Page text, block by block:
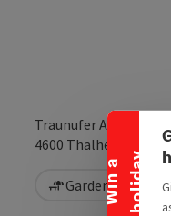
W
i
n
a
h
o
l
i
d
a y
Collapse banner
Traunufer Arkade 1
4600 Thalheim bei
Garden / Patio